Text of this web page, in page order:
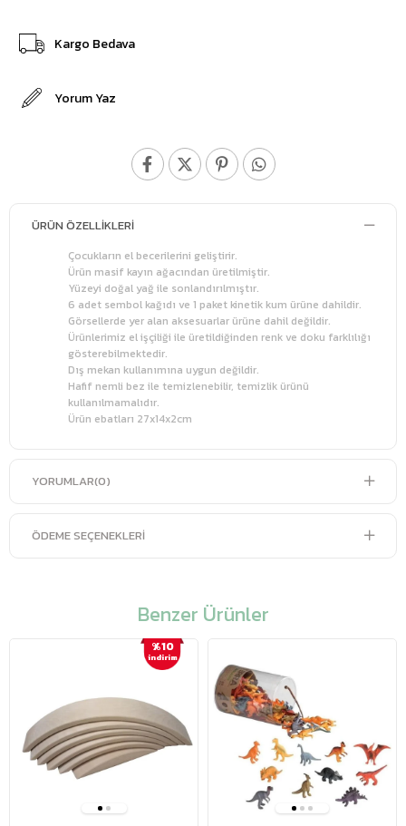
Kargo Bedava
Yorum Yaz
ÜRÜN ÖZELLIKLERI
Çocukların el becerilerini geliştirir.
Ürün masif kayın ağacından üretilmiştir.
Yüzeyi doğal yağ ile sonlandırılmıştır.
6 adet sembol kağıdı ve 1 paket kinetik kum ürüne dahildir.
Görsellerde yer alan aksesuarlar ürüne dahil değildir.
Ürünlerimiz el işçiliği ile üretildiğinden renk ve doku farklılığı
gösterebilmektedir.
Dış mekan kullanımına uygun değildir.
Hafif nemli bez ile temizlenebilir, temizlik ürünü
kullanılmamalıdır.
Ürün ebatları 27x14x2cm
YORUMLAR(0)
ÖDEME SEÇENEKLERI
Benzer Ürünler
%10
i̇ndirim